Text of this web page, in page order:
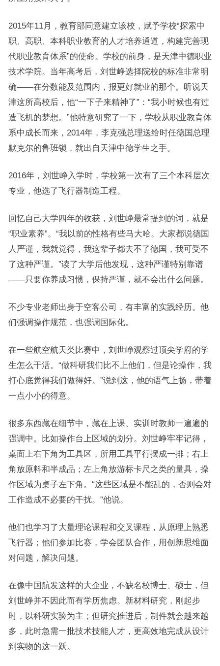
2015年11月，教育部同意建立该校，赋予学校“探索中
职、高职、本科职业教育的人才培养通道，构建完善现
代职业教育体系”的使命。学校的前身，是天津中德职业
技术学院。当年高考后，刘世峥选择院校的标准非常明
确——在分数能及范围内，报更好就业的那个。听说天
津这所高校后，他“一下子来精神了”：“我小时候也有过
造飞机的梦想。”他特意研究了一下，学校从职业教育体
系中成长而来，2014年，李克强总理送给时任德国总理
默克尔的鲁班锁，就出自天津中德学生之手。
2016年，刘世峥入学时，学校第一次有了三个本科层次
专业，他选了飞行器制造工程。
回忆自己大学四年的收获，刘世峥最常提到的词，就是
“职业素养”。“我以前的性格有些马大哈。大家都说德国
人严谨，我就觉得，我这辈子都去不了德国，我可受不
了这种严谨。”读了大学后他发现，这种严谨特别靠谱
——只要你养成习惯，保持严谨，就不会出什么问题。
不少专业老师出身于空客公司，有丰富的实践经历。他
们强调操作规范，也强调国际化。
在一些航空航天类比赛中，刘世峥观察过顶尖学府的学
生怎么干活。“做科研我们比不上他们，但是论操作，我
打心底觉得我们做得好。”说到这，他的语气上扬，带着
一点小小的得意。
很多东西藏在细节中，藏在上课、实训时教师一遍遍的
强调中。比如操作台上区域的划分。刘世峥牢牢记得，
桌面上右下角为工具区，所用工具平行摆成一排；右上
角放原料和半成品；左上角放游标卡尺之类的量具，操
作区域为桌子左下角。“这些区域是不能乱的，否则会对
工作造成不必要的干扰。”他说。
他们也学习了大量理论课程和交叉课程，从原理上熟悉
飞行器；他们参加比赛，学会团队合作，用创新思维面
对问题，解决问题。
在像中国航发这样的大企业，不缺名校博士、硕士，但
刘世峥并不因此而有学历焦虑。新材料研究，刚起步
时，以科研实验为主；但研究推进后，制件就会越来越
多，此时急需一批技术技能人才，更高效地完成从设计
到实物的这一跃。